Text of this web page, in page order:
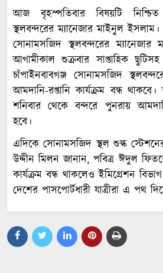
আজ বৃহস্পতিবার বিষয়টি
স্থলবন্দরের ম্যানেজার মাইনুল ইসলাম।
সোনামসজিদ স্থলবন্দরের
আগামীকাল শুক্রবার সাপ্তাহিক
চাঁপাইনবাবগঞ্জ সোনামসজিদ
আমদানি-রপ্তানি কার্যক্রম বন্ধ
শনিবার থেকে বন্দরে পুনরায়
হবে।
এদিকে সোনামসজিদ স্থল শুল্ক
উদ্দীন মিলন জানান, পবিত্র ঈদুল
কার্যক্রম বন্ধ থাকলেও ইমিগ্রেশন
দেশের পাসপোর্টধারী যাত্রীরা এ পথ